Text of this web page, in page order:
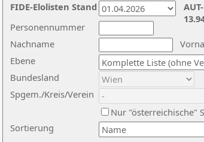
Nachname
Ebene
Sortierung
Personennummer
Bundesland
Spgem./Kreis/Verein
Nur "österreichische"
FIDE-Elolisten Stand